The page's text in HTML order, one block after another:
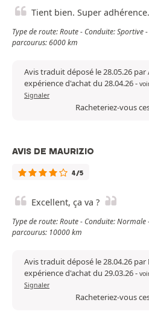
Tient bien. Super adhérence.
Type de route: Route - Conduite: Sportive
parcourus: 6000 km
Avis traduit déposé le 28.05.26
expérience d'achat du 28.04.26-
Signaler
Racheteriez-vous
AVIS DE MAURIZIO
4/5
Excellent, ça va ?
Type de route: Route - Conduite: Normale
parcourus: 10000 km
Avis traduit déposé le 28.04.26
expérience d'achat du 29.03.26-
Signaler
Racheteriez-vous